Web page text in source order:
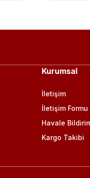
Kurumsal
İletişim
İletişim Formu
Havale
Kargo Takibi